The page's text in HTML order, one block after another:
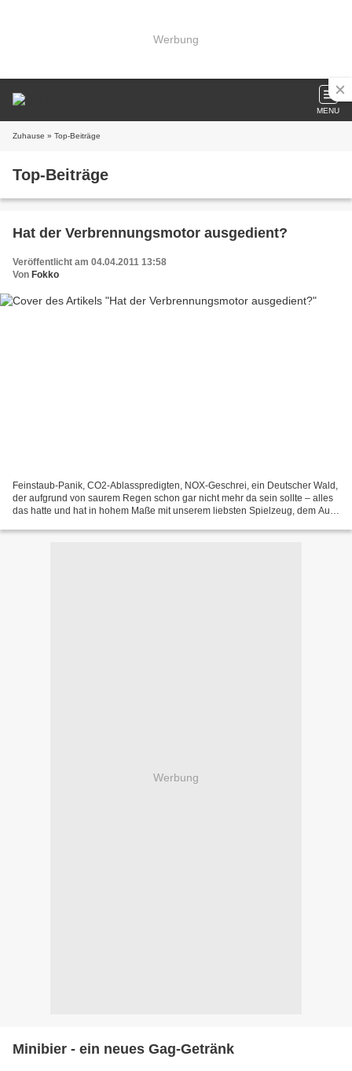
Werbung
MENU
Zuhause » Top-Beiträge
Top-Beiträge
Hat der Verbrennungsmotor ausgedient?
Veröffentlicht am 04.04.2011 13:58
Von Fokko
Feinstaub-Panik, CO2-Ablasspredigten, NOX-Geschrei, ein Deutscher Wald,
der aufgrund von saurem Regen schon gar nicht mehr da sein sollte – alles
das hatte und hat in hohem Maße mit unserem liebsten Spielzeug, dem Auto
Werbung
Minibier - ein neues Gag-Getränk